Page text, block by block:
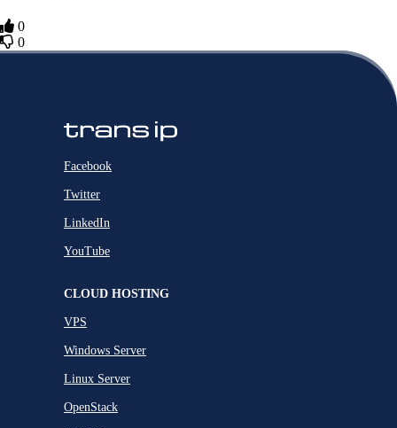
0
0
Facebook
Twitter
LinkedIn
YouTube
CLOUD HOSTING
VPS
Windows Server
Linux Server
OpenStack